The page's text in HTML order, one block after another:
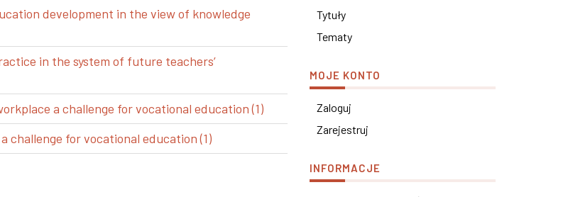
development in the view of knowledge
in the system of future teachers’
a challenge for vocational education (1)
challenge for vocational education (1)
Tytuły
Tematy
MOJE KONTO
Zaloguj
Zarejestruj
INFORMACJE